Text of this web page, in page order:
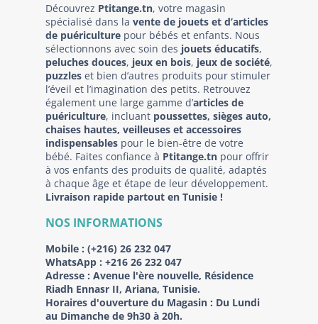
Découvrez Ptitange.tn, votre magasin
spécialisé dans la vente de jouets et d’articles
de puériculture pour bébés et enfants. Nous
sélectionnons avec soin des jouets éducatifs,
peluches douces, jeux en bois, jeux de société,
puzzles et bien d’autres produits pour stimuler
l’éveil et l’imagination des petits. Retrouvez
également une large gamme d’articles de
puériculture, incluant poussettes, sièges auto,
chaises hautes, veilleuses et accessoires
indispensables pour le bien-être de votre
bébé. Faites confiance à Ptitange.tn pour offrir
à vos enfants des produits de qualité, adaptés
à chaque âge et étape de leur développement.
Livraison rapide partout en Tunisie !
NOS INFORMATIONS
Mobile : (+216) 26 232 047
WhatsApp : +216 26 232 047
Adresse : Avenue l'ère nouvelle, Résidence
Riadh Ennasr II, Ariana, Tunisie.
Horaires d'ouverture du Magasin : Du Lundi
au Dimanche de 9h30 à 20h.